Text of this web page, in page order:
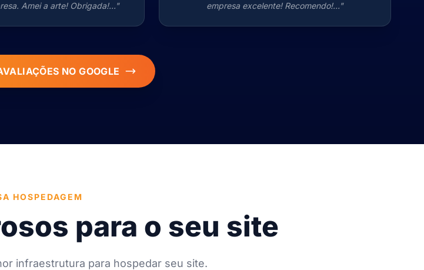
Amei a arte! Obrigada!..."
empresa excelente! Recomendo!..."
NO GOOGLE
HOSPEDAGEM
para o seu site
infraestrutura para hospedar seu site.